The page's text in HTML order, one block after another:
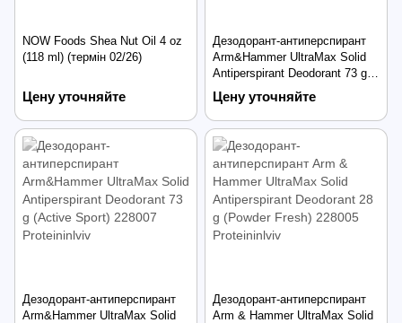
NOW Foods Shea Nut Oil 4 oz
(118 ml) (термін 02/26)
Цену уточняйте
Дезодорант-антиперспирант
Arm&Hammer UltraMax Solid
Antiperspirant Deodorant 73 g
(Fresh)
Цену уточняйте
Дезодорант-антиперспирант
Arm&Hammer UltraMax Solid
Дезодорант-антиперспирант
Arm & Hammer UltraMax Solid